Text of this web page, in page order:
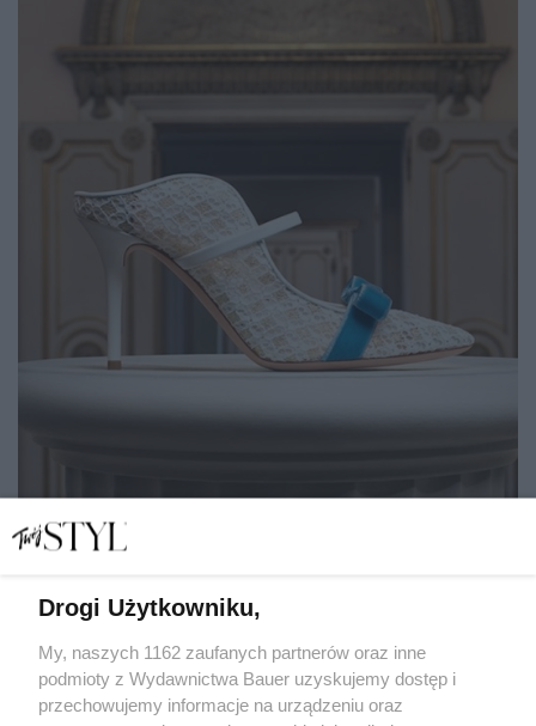
inspirowana serialem!
KATARZYNA DYŁŁO
Drogi Użytkowniku,
My, naszych 1162 zaufanych partnerów oraz inne
podmioty z Wydawnictwa Bauer uzyskujemy dostęp i
przechowujemy informacje na urządzeniu oraz